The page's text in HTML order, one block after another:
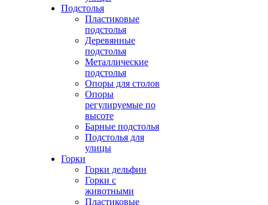
Подстолья
Пластиковые
подстолья
Деревянные
подстолья
Металлические
подстолья
Опоры для столов
Опоры
регулируемые по
высоте
Барные подстолья
Подстолья для
улицы
Горки
Горки дельфин
Горки с
животными
Пластиковые